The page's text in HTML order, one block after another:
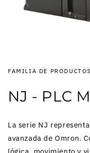
FAMILIA DE PRODUCTOS
NJ - PLC
La serie NJ
avanzada de Omron.